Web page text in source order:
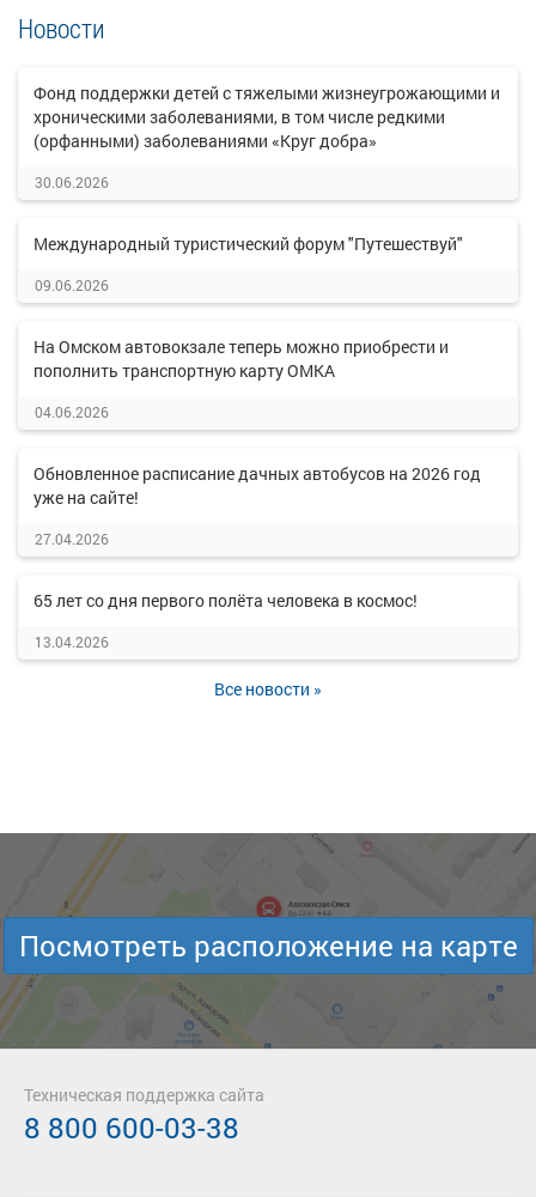
Новости
Фонд поддержки детей с тяжелыми жизнеугрожающими и
хроническими заболеваниями, в том числе редкими
(орфанными) заболеваниями «Круг добра»
30.06.2026
Международный туристический форум "Путешествуй"
09.06.2026
На Омском автовокзале теперь можно приобрести и
пополнить транспортную карту ОМКА
04.06.2026
Обновленное расписание дачных автобусов на 2026 год
уже на сайте!
27.04.2026
65 лет со дня первого полёта человека в космос!
13.04.2026
Все новости »
Посмотреть расположение на карте
Техническая поддержка сайта
8 800 600-03-38